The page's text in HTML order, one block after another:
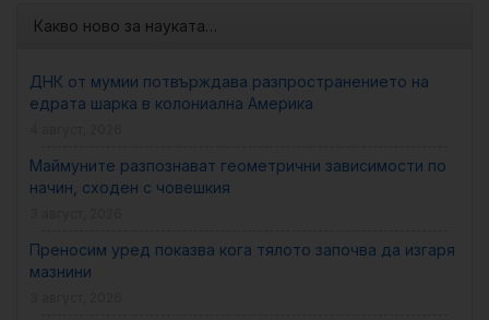
Какво ново за науката…
ДНК от мумии потвърждава разпространението на
едрата шарка в колониална Америка
Маймуните разпознават геометрични зависимости по
начин, сходен с човешкия
Преносим уред показва кога тялото започва да изгаря
мазнини